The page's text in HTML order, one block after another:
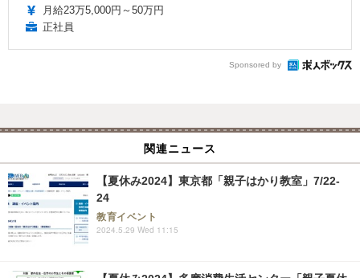
月給23万5,000円～50万円
正社員
Sponsored by
関連ニュース
【夏休み2024】東京都「親子はかり教室」7/22-
24
教育イベント
2024.5.29 Wed 11:15